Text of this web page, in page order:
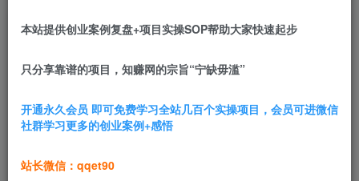
镇山的虎
项目介绍
大家好呀，我是星城，今天和大家分享做小红书的心得~​
与其说分享，不如说是交流吧，因为我自己做小红书也刚不
本站提供创业案例复盘+项目实操SOP帮助大家快速起步
只分享靠谱的项目，知赚网的宗旨“宁缺毋滥”
开通永久会员 即可免费学习全站几百个实操项目，会员可进微信
社群学习更多的创业案例+感悟
站长微信：qqet90